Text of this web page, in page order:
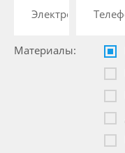
Материалы: